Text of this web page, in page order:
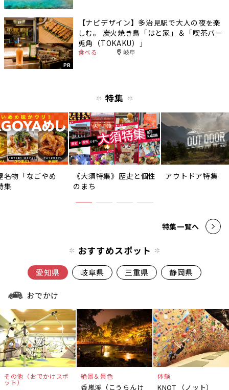
PR
【ナビデザイン】多治見駅で大人の夜を楽
しむ。 炭火焼き鳥「はと家」＆「喫茶バー
兎角（TOKAKU）」
食べる 岐阜
特集
名物「なごやめ
集
《大須特集》歴史と個性
のまち
アウトドア特集
特集一覧へ
おすすめスポット
愛知県 岐阜県 三重県 静岡県
おでかけ
その他（おでかけスポ
ット）
絶景＆景色
香嵐渓（こうらんけ
体験
KNOT （ノット）